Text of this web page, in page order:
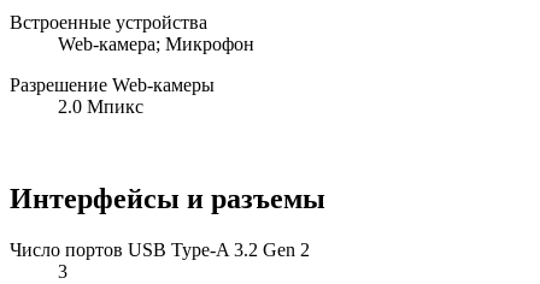
Встроенные устройства
Web-камера; Микрофон
Разрешение Web-камеры
2.0 Мпикс
Интерфейсы и разъемы
Число портов USB Type-A 3.2 Gen 2
3